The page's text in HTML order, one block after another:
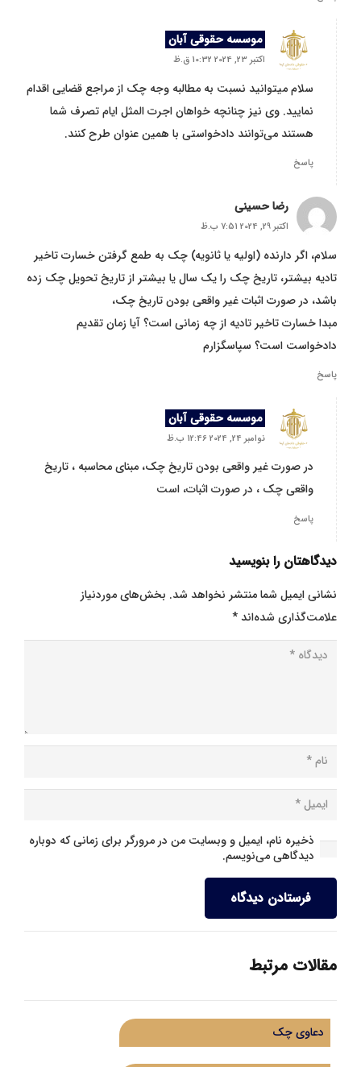
موسسه حقوقی آبان
اکتبر 23, 2024 10:32 ق.ظ
سلام میتوانید نسبت به مطالبه وجه چک از مراجع قضایی اقدام
نمایید. وی نیز چنانچه خواهان اجرت المثل ایام تصرف شما
هستند می‌توانند دادخواستی با همین عنوان طرح کنند.
پاسخ
رضا حسینی
اکتبر 29, 2024 7:51 ب.ظ
سلام، اگر دارنده (اولیه یا ثانویه) چک به طمع گرفتن خسارت تاخیر
تادیه بیشتر، تاریخ چک را یک سال یا بیشتر از تاریخ تحویل چک زده
باشد، در صورت اثبات غیر واقعی بودن تاریخ چک،
مبدا خسارت تاخیر تادیه از چه زمانی است؟ آیا زمان تقدیم
دادخواست است؟ سپاسگزارم
پاسخ
موسسه حقوقی آبان
نوامبر 24, 2024 12:46 ب.ظ
در صورت غیر واقعی بودن تاریخ چک، مبنای محاسبه ، تاریخ
واقعی چک ، در صورت اثبات، است
پاسخ
دیدگاهتان را بنویسید
نشانی ایمیل شما منتشر نخواهد شد. بخش‌های موردنیاز
علامت‌گذاری شده‌اند*
ذخیره نام، ایمیل و وبسایت من در مرورگر برای زمانی که دوباره
دیدگاهی می‌نویسم.
فرستادن دیدگاه
مقالات مرتبط
دعاوی چک